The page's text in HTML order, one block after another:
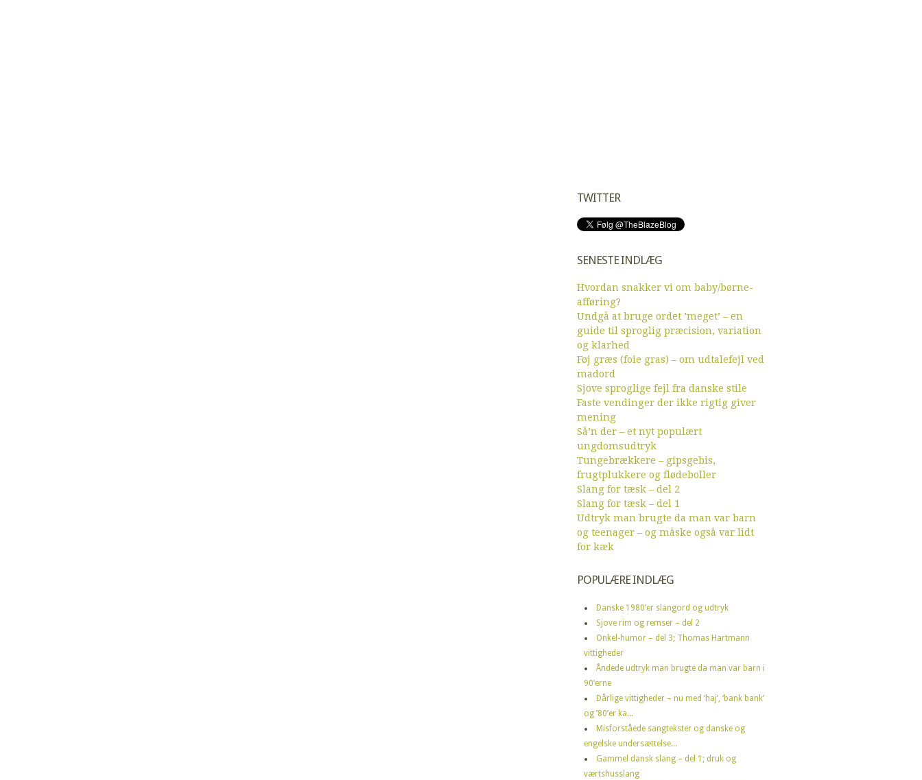
TWITTER
SENESTE INDLÆG
Hvordan snakker vi om baby/børne-
afføring?
Undgå at bruge ordet ’meget’ – en
guide til sproglig præcision, variation
og klarhed
Føj græs (foie gras) – om udtalefejl ved
madord
Sjove sproglige fejl fra danske stile
Faste vendinger der ikke rigtig giver
mening
Så’n der – et nyt populært
ungdomsudtryk
Tungebrækkere – gipsgebis,
frugtplukkere og flødeboller
Slang for tæsk – del 2
Slang for tæsk – del 1
Udtryk man brugte da man var barn
og teenager – og måske også var lidt
for kæk
POPULÆRE INDLÆG
Danske 1980’er slangord og udtryk
Sjove rim og remser – del 2
Onkel-humor – del 3; Thomas Hartmann
vittigheder
Åndede udtryk man brugte da man var barn i
90’erne
Dårlige vittigheder – nu med ‘haj’, ‘bank bank’
og ’80’er ka...
Misforståede sangtekster og danske og
engelske undersættelse...
Gammel dansk slang – del 1; druk og
værtshusslang